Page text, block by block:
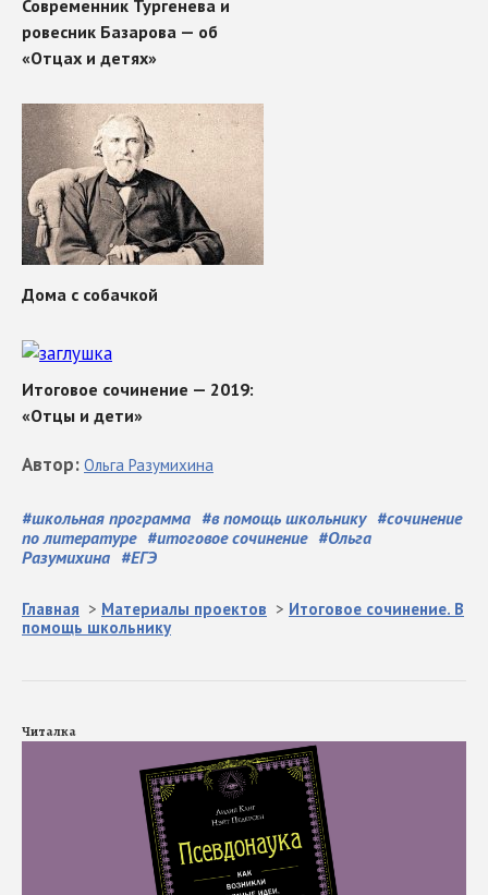
#школьная программа #в помощь школьнику #сочинение
по литературе #итоговое сочинение #Ольга
Разумихина #ЕГЭ
Автор: Ольга Разумихина
Главная > Материалы проектов > Итоговое сочинение. В
помощь школьнику
Читалка